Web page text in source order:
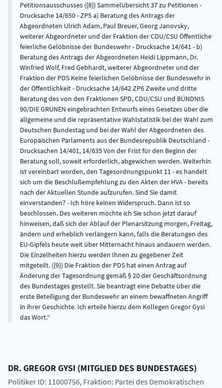
Petitionsausschusses ({8}) Sammelübersicht 37 zu Petitionen -
Drucksache 14/650 - ZP5 a) Beratung des Antrags der
Abgeordneten Ulrich Adam, Paul Breuer, Georg Janovsky,
weiterer Abgeordneter und der Fraktion der CDU/CSU Öffentliche
feierliche Gelöbnisse der Bundeswehr - Drucksache 14/641 - b)
Beratung des Antrags der Abgeordneten Heidi Lippmann, Dr.
Winfried Wolf, Fred Gebhardt, weiterer Abgeordneter und der
Fraktion der PDS Keine feierlichen Gelöbnisse der Bundeswehr in
der Öffentlichkeit - Drucksache 14/642 ZP6 Zweite und dritte
Beratung des von den Fraktionen SPD, CDU/CSU und BÜNDNIS
90/DIE GRÜNEN eingebrachten Entwurfs eines Gesetzes über die
allgemeine und die repräsentative Wahlstatistik bei der Wahl zum
Deutschen Bundestag und bei der Wahl der Abgeordneten des
Europäischen Parlaments aus der Bundesrepublik Deutschland -
Drucksachen 14/401, 14/635 Von der Frist für den Beginn der
Beratung soll, soweit erforderlich, abgewichen werden. Weiterhin
ist vereinbart worden, den Tagesordnungspunkt 11 - es handelt
sich um die Beschlußempfehlung zu den Akten der HVA - bereits
nach der Aktuellen Stunde aufzurufen. Sind Sie damit
einverstanden? - Ich höre keinen Widerspruch. Dann ist so
beschlossen. Des weiteren möchte ich Sie schon jetzt darauf
hinweisen, daß sich der Ablauf der Plenarsitzung morgen, Freitag,
ändern und erheblich verlängern kann, falls die Beratungen des
EU-Gipfels heute weit über Mitternacht hinaus andauern werden.
Die Einzelheiten hierzu werden Ihnen zu gegebener Zeit
mitgeteilt. ({9}) Die Fraktion der PDS hat einen Antrag auf
Änderung der Tagesordnung gemäß § 20 der Geschäftsordnung
des Bundestages gestellt. Sie beantragt eine Debatte über die
erste Beteiligung der Bundeswehr an einem bewaffneten Angriff
in ihrer Geschichte. Ich erteile hierzu dem Kollegen Gregor Gysi
das Wort.
DR.GREGORGYSI (MITGLIED DES BUNDESTAGES)
Politiker ID: 11000756, Fraktion: Partei des Demokratischen